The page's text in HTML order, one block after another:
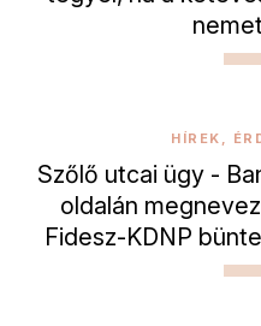
HÍREK,
Szőlő utcai ügy -
oldalán
Fidesz-KDNP